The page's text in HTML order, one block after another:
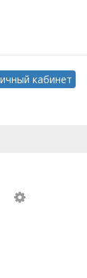
кабинет